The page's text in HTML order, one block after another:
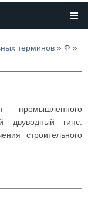
терминов » Ф »
двуводный гипс.
строительного